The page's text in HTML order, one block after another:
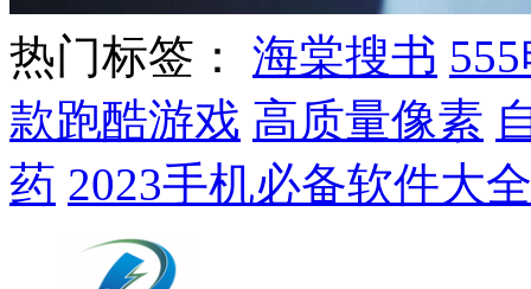
热门标签： 海棠搜书
款跑酷游戏 高质量像素
药 2023手机必备软件大全